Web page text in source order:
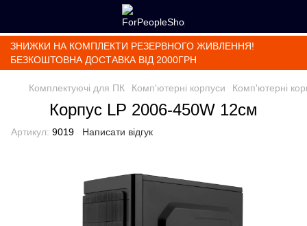
ЗНИЖКИ НА КОМПЛЕКТИ РЕЗЕРВНОГО ЖИВЛЕННЯ!
БЕЗКОШТОВНА ДОСТАВКА ВІД 2000ГРН
Комплектуючі для ПК Комп'ютерні корпуси Комп'ютерні
Корпус LP 2006-450W 12см
Артикул: 9019 Написати відгук